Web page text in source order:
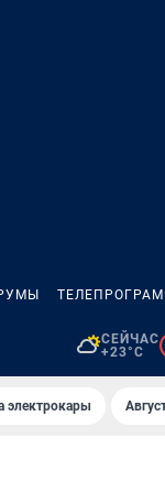
СЕЙЧАС
+23°C
электрокары